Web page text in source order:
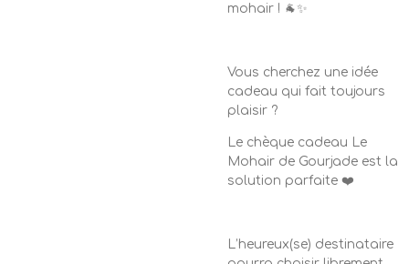
mohair ! 🐐✨
Vous cherchez une idée
cadeau qui fait toujours
plaisir ?
Le chèque cadeau Le
Mohair de Gourjade est la
solution parfaite ❤️
L’heureux(se) destinataire